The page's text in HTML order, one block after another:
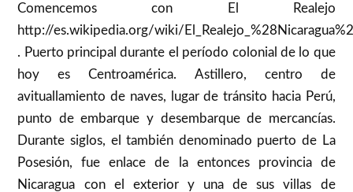
Comencemos con El Realejo
http://es.wikipedia.org/wiki/
. Puerto principal durante el período colonial de lo que
hoy es Centroamérica. Astillero, centro de
avituallamiento de naves, lugar de tránsito hacia Perú,
punto de embarque y desembarque de mercancías.
Durante siglos, el también denominado puerto de La
Posesión, fue enlace de la entonces provincia de
Nicaragua con el exterior y una de sus villas de